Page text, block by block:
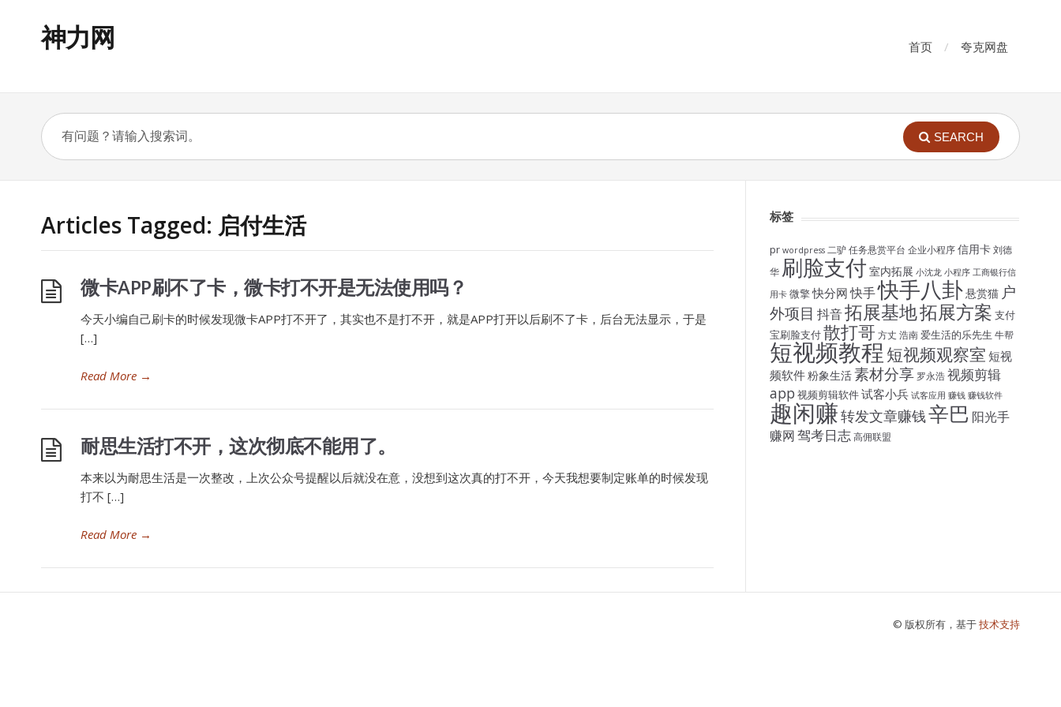
神力网 首页 夸克网盘
SEARCH
Articles Tagged: 启付生活
微卡APP刷不了卡，微卡打不开是无法使用吗？
今天小编自己刷卡的时候发现微卡APP打不开了，其实也不是打不开，就是APP打开以后刷不了卡，后台无法显示，于是
[…]
Read More →
耐思生活打不开，这次彻底不能用了。
本来以为耐思生活是一次整改，上次公众号提醒以后就没在意，没想到这次真的打不开，今天我想要制定账单的时候发现
打不 […]
Read More →
标签
pr wordpress 二驴 任务悬赏平台 企业小程序 信用卡 刘德
华 刷脸支付 室内拓展 小沈龙 小程序 工商银行信
用卡 微擎快分网快手快手八卦悬赏猫 户
外项目 抖音拓展基地拓展方案 支付
宝刷脸支付散打哥 方丈 浩南 爱生活的乐先生 牛帮
短视频教程 短视频观察室 短视
频软件粉象生活素材分享 罗永浩 视频剪辑
app 视频剪辑软件试客小兵 试客应用 赚钱 赚钱软件
趣闲赚转发文章赚钱辛巴 阳光手
赚网驾考日志 高佣联盟
© 版权所有，基于技术支持